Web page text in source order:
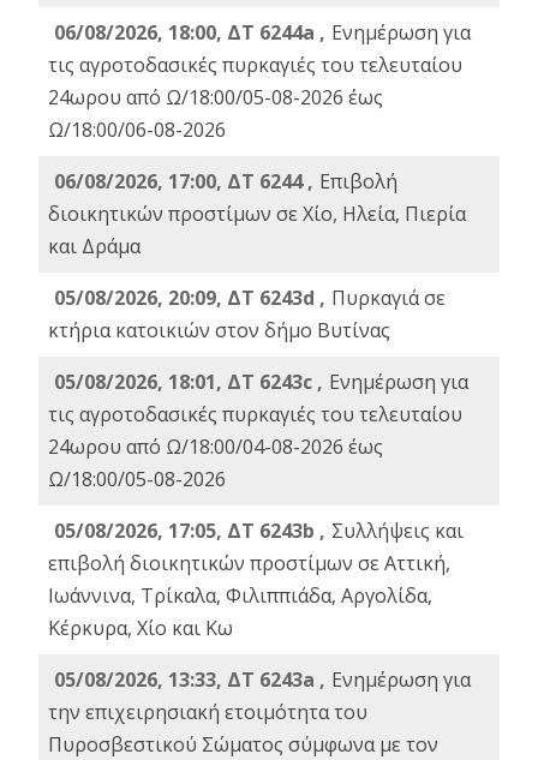
06/08/2026, 18:00, ΔΤ 6244a , Ενημέρωση για
τις αγροτοδασικές πυρκαγιές του τελευταίου
24ωρου από Ω/18:00/05-08-2026 έως
Ω/18:00/06-08-2026
06/08/2026, 17:00, ΔΤ 6244 , Επιβολή
διοικητικών προστίμων σε Χίο, Ηλεία, Πιερία
και Δράμα
05/08/2026, 20:09, ΔΤ 6243d , Πυρκαγιά σε
κτήρια κατοικιών στον δήμο Βυτίνας
05/08/2026, 18:01, ΔΤ 6243c , Ενημέρωση για
τις αγροτοδασικές πυρκαγιές του τελευταίου
24ωρου από Ω/18:00/04-08-2026 έως
Ω/18:00/05-08-2026
05/08/2026, 17:05, ΔΤ 6243b , Συλλήψεις και
επιβολή διοικητικών προστίμων σε Αττική,
Ιωάννινα, Τρίκαλα, Φιλιππιάδα, Αργολίδα,
Κέρκυρα, Χίο και Κω
05/08/2026, 13:33, ΔΤ 6243a , Ενημέρωση για
την επιχειρησιακή ετοιμότητα του
Πυροσβεστικού Σώματος σύμφωνα με τον